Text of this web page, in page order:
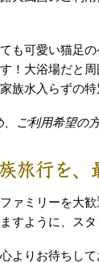
も可愛い猫足
！大浴場だと
族水入らずの
ご利用希望の
旅行を、
ァミリーを大
すように、ス
よりお待ちして